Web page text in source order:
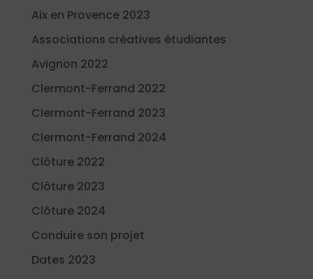
Aix en Provence 2023
Associations créatives étudiantes
Avignon 2022
Clermont-Ferrand 2022
Clermont-Ferrand 2023
Clermont-Ferrand 2024
Clôture 2022
Clôture 2023
Clôture 2024
Conduire son projet
Dates 2023